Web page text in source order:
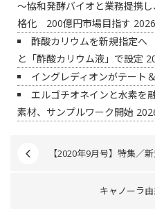
～協和発酵バイオと業務提携
格化 200億円市場目指す
酢酸カリウムを新規指定へ
と「酢酸カリウム液」で設定
イングレディオンがテート
エルゴチオネインと水素を
素材、サンプルワーク開始
【2020年9月号】特集／
キャノーラ